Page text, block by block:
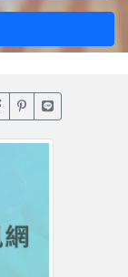
臉書分享(另開新視窗)
噗浪分享(另開新
Line分享(另